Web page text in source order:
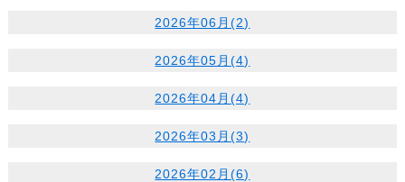
2026年06月(2)
2026年05月(4)
2026年04月(4)
2026年03月(3)
2026年02月(6)